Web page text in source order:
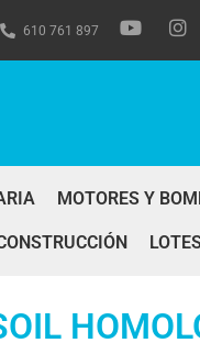
610 761 897
MOTORES Y